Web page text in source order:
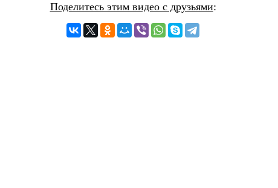
Поделитесь этим видео с друзьями: